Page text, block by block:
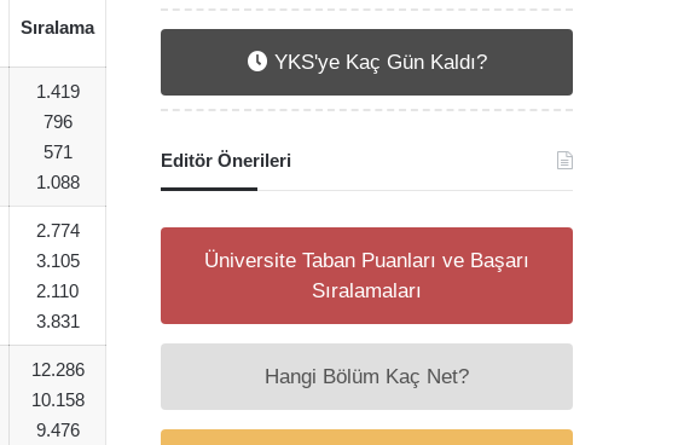
Sıralama
1.419
796
571
1.088
2.774
3.105
2.110
3.831
12.286
10.158
9.476
YKS'ye Kaç Gün Kaldı?
Editör Önerileri
Üniversite Taban Puanları ve Başarı
Sıralamaları
Hangi Bölüm Kaç Net?